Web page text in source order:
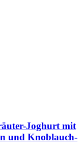
Joghurt mit
und Knoblauch-